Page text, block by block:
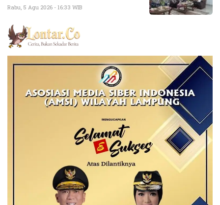
Rabu, 5 Agu 2026 - 16:33 WIB